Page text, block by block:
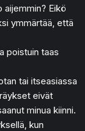
aijemmin? Eikö
ymmärtää, että
poistuin taas
tai itseasiassa
eivät
minua kiinni.
kun